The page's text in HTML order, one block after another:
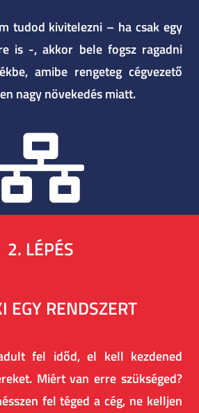
tudod kivitelezni – ha csak egy
is -, akkor bele fogsz ragadni
amibe rengeteg cégvezető
nagy növekedés miatt.
2. LÉPÉS
EGY RENDSZERT
fel időd, el kell kezdened
Miért van erre szükséged?
fel téged a cég, ne kelljen